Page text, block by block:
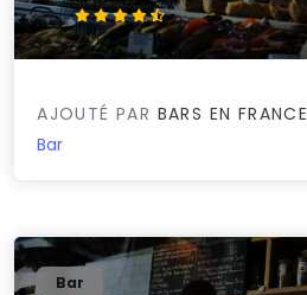
4.6/5
AJOUTÉ PAR BARS EN FRANCE
Bar
Bar